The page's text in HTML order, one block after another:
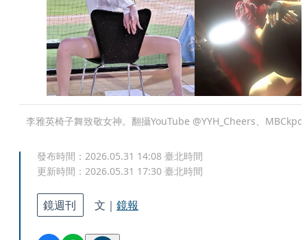
李雅英椅子舞致敬女神。翻攝YouTube @YYH_Cheers、
發布時間： 2026.05.31 14:08 臺北時間
更新時間： 2026.05.31 17:30 臺北時間
鏡週刊 文｜ 鏡報